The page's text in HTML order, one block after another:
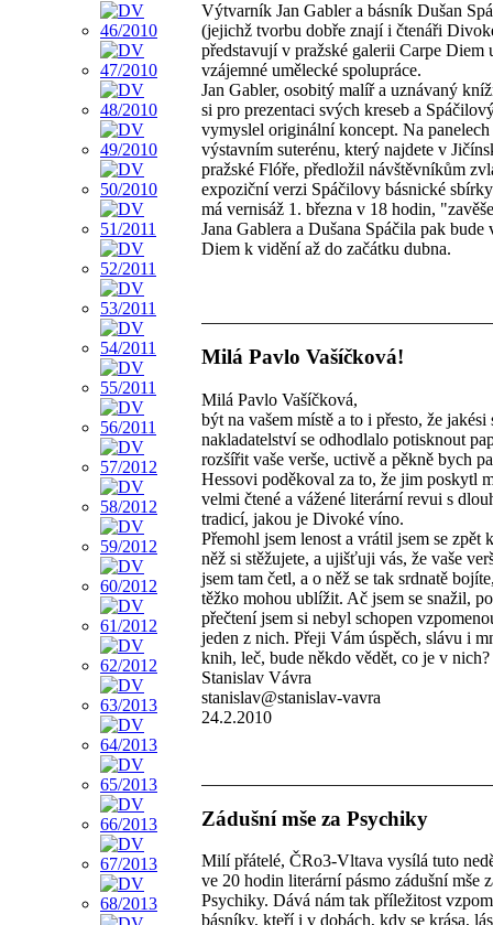
Výtvarník Jan Gabler a básník Dušan
(jejichž tvorbu dobře znají i čtenáři
představují v pražské galerii Carpe Diem
vzájemné umělecké spolupráce.
Jan Gabler, osobitý malíř a uznávaný
si pro prezentaci svých kreseb a
vymyslel originální koncept. Na panelech
výstavním suterénu, který najdete v
pražské Flóře, předložil návštěvníkům
expoziční verzi Spáčilovy básnické
má vernisáž 1. března v 18 hodin,
Jana Gablera a Dušana Spáčila pak bude
Diem k vidění až do začátku dubna.
Milá Pavlo Vašíčková!
Milá Pavlo Vašíčková,
být na vašem místě a to i přesto, že jakési
nakladatelství se odhodlalo potisknout
rozšířit vaše verše, uctivě a pěkně bych
Hessovi poděkoval za to, že jim poskytl
velmi čtené a vážené literární revui s
tradicí, jakou je Divoké víno.
Přemohl jsem lenost a vrátil jsem se zpět
něž si stěžujete, a ujišťuji vás, že vaše
jsem tam četl, a o něž se tak srdnatě
těžko mohou ublížit. Ač jsem se snažil,
přečtení jsem si nebyl schopen
jeden z nich. Přeji Vám úspěch, slávu i
knih, leč, bude někdo vědět, co je v nich?
Stanislav Vávra
stanislav@stanislav-vavra
24.2.2010
Zádušní mše za Psychiky
Milí přátelé, ČRo3-Vltava vysílá tuto
ve 20 hodin literární pásmo zádušní mše
Psychiky. Dává nám tak příležitost
básníky, kteří i v dobách, kdy se krása,